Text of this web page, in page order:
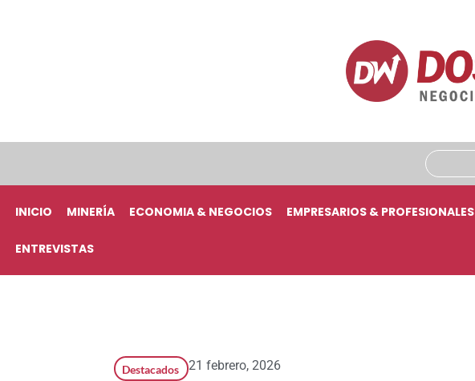
INICIO MINERÍA ECONOMIA & NEGOCIOS EMPRESARIOS & PROFESIONALES
ENTREVISTAS
Destacados 21 febrero, 2026